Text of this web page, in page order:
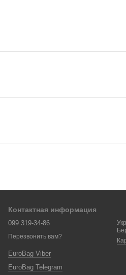
Контактная информация
099 319-34-86
Перезвонить вам?
EuroBag Viber
EuroBag Telegram